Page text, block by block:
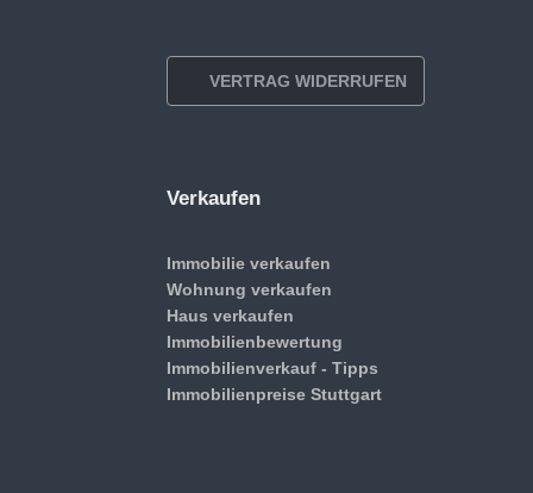
VERTRAG WIDERRUFEN
Verkaufen
Immobilie verkaufen
Wohnung verkaufen
Haus verkaufen
Immobilienbewertung
Immobilienverkauf - Tipps
Immobilienpreise Stuttgart